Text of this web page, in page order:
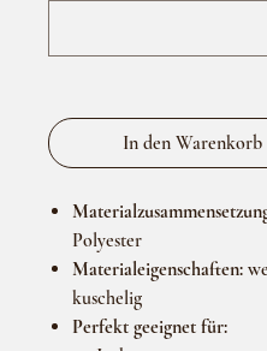
In den Warenkorb
Polyester
Materialeigenschaften:
kuschelig
Perfekt geeignet für: